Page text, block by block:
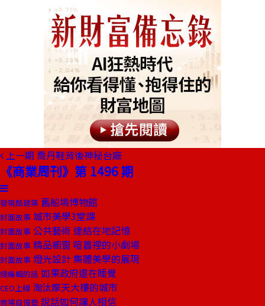
上一期 喬丹鞋背後神秘台廠
《商業周刊》第 1496 期
發現酷建築 舊船塢博物館
封面故事 城市美學3堂課
封面故事 公共藝術 連結在地記憶
封面故事 精品櫥窗 喧囂裡的小劇場
封面故事 燈光設計 集體美學的展現
總編輯的話 如果政府還在睡覺
CEO上線 淘汰摩天大樓的城市
商場自慢塾 說話如何讓人相信